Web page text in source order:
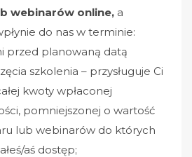
webinarów online, a
do nas w terminie:
przed planowaną datą
szkolenia – przysługuje Ci
kwoty wpłaconej
pomniejszonej o wartość
lub webinarów do których
aś dostęp;